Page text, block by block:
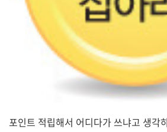
포인트 적립해서 어디다가 쓰냐고 생각